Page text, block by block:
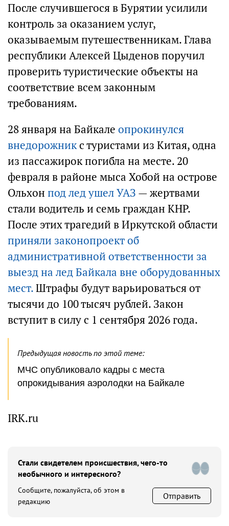
После случившегося в Бурятии усилили
контроль за оказанием услуг,
оказываемым путешественникам. Глава
республики Алексей Цыденов поручил
проверить туристические объекты на
соответствие всем законным
требованиям.
28 января на Байкале опрокинулся
внедорожникс туристами из Китая, одна
из пассажирок погибла на месте. 20
февраля в районе мыса Хобой на острове
Ольхон под лед ушел УАЗ — жертвами
стали водитель и семь граждан КНР.
После этих трагедий в Иркутской области
приняли законопроект об
административной ответственности за
выезд на лед Байкала вне оборудованных
мест.Штрафы будут варьироваться от
тысячи до 100 тысяч рублей. Закон
вступит в силу с 1 сентября 2026 года.
Предыдущая новость по этой теме:
МЧС опубликовало кадры с места
опрокидывания аэролодки на Байкале
IRK.ru
Стали свидетелем происшествия, чего-то
необычного и интересного?
Сообщите, пожалуйста, об этом в
редакцию
Отправить